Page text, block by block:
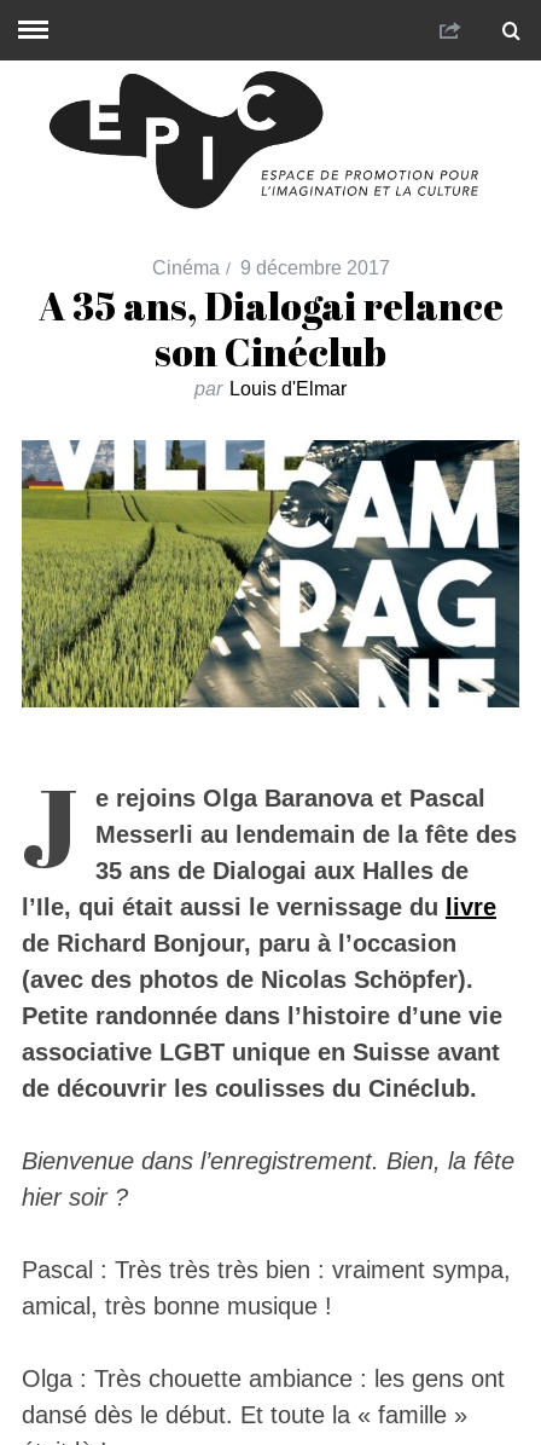
Cinéma 9 décembre 2017
A 35 ans, Dialogai relance
son Cinéclub
par Louis d'Elmar
J
e rejoins Olga Baranova et Pascal
Messerli au lendemain de la fête des
35 ans de Dialogai aux Halles de
l’Ile, qui était aussi le vernissage du
livre
de Richard Bonjour, paru à l’occasion
(avec des photos de Nicolas Schöpfer).
Petite randonnée dans l’histoire d’une vie
associative LGBT unique en Suisse avant
de découvrir les coulisses du Cinéclub.
Bienvenue dans l’enregistrement. Bien, la fête
hier soir ?
Pascal : Très très très bien : vraiment sympa,
amical, très bonne musique !
Olga : Très chouette ambiance : les gens ont
dansé dès le début. Et toute la « famille »